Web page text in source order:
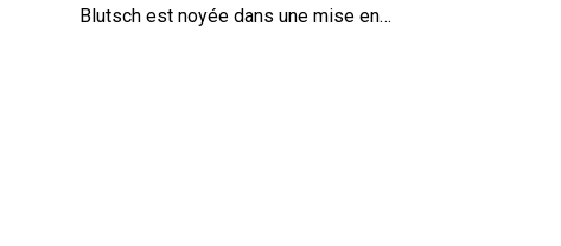
Blutsch est noyée dans une mise en…